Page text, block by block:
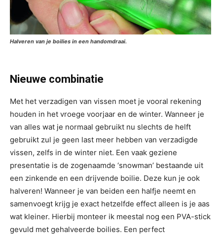
Halveren van je boilies in een handomdraai.
Nieuwe combinatie
Met het verzadigen van vissen moet je vooral rekening
houden in het vroege voorjaar en de winter. Wanneer je
van alles wat je normaal gebruikt nu slechts de helft
gebruikt zul je geen last meer hebben van verzadigde
vissen, zelfs in de winter niet. Een vaak geziene
presentatie is de zogenaamde ‘snowman’ bestaande uit
een zinkende en een drijvende boilie. Deze kun je ook
halveren! Wanneer je van beiden een halfje neemt en
samenvoegt krijg je exact hetzelfde effect alleen is je aas
wat kleiner. Hierbij monteer ik meestal nog een PVA-stick
gevuld met gehalveerde boilies. Een perfect